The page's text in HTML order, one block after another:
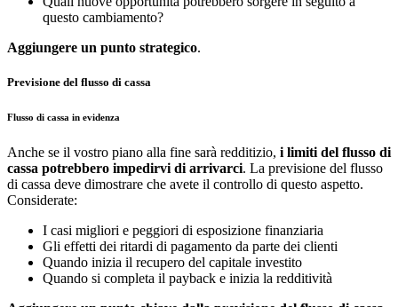
questo cambiamento?
Aggiungere un punto strategico.
Previsione del flusso di cassa
Flusso di cassa in evidenza
Anche se il vostro piano alla fine sarà redditizio, i limiti del flusso di
cassa potrebbero impedirvi di arrivarci. La previsione del flusso
di cassa deve dimostrare che avete il controllo di questo aspetto.
Considerate:
I casi migliori e peggiori di esposizione finanziaria
Gli effetti dei ritardi di pagamento da parte dei clienti
Quando inizia il recupero del capitale investito
Quando si completa il payback e inizia la redditività